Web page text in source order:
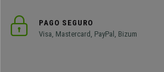
PAGO SEGURO
Visa, Mastercard, PayPal, Bizum